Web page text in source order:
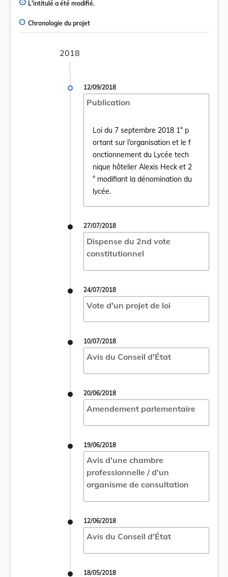
L'intitulé a été modifié.
Chronologie du projet
2018
12/09/2018
Publication
Loi du 7 septembre 2018 1° p
ortant sur l’organisation et le f
onctionnement du Lycée tech
nique hôtelier Alexis Heck et 2
° modifiant la dénomination du
lycée.
Ouvrir le document Loi du 7 septembre
27/07/2018
Dispense du 2nd vote
constitutionnel
24/07/2018
Vote d'un projet de loi
10/07/2018
Avis du Conseil d'État
20/06/2018
Amendement parlementaire
19/06/2018
Avis d'une chambre
professionnelle / d'un
organisme de consultation
12/06/2018
Avis du Conseil d'État
18/05/2018